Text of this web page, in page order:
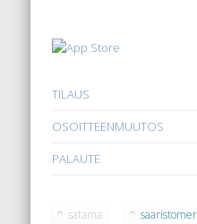
TILAUS
OSOITTEENMUUTOS
PALAUTE
satama